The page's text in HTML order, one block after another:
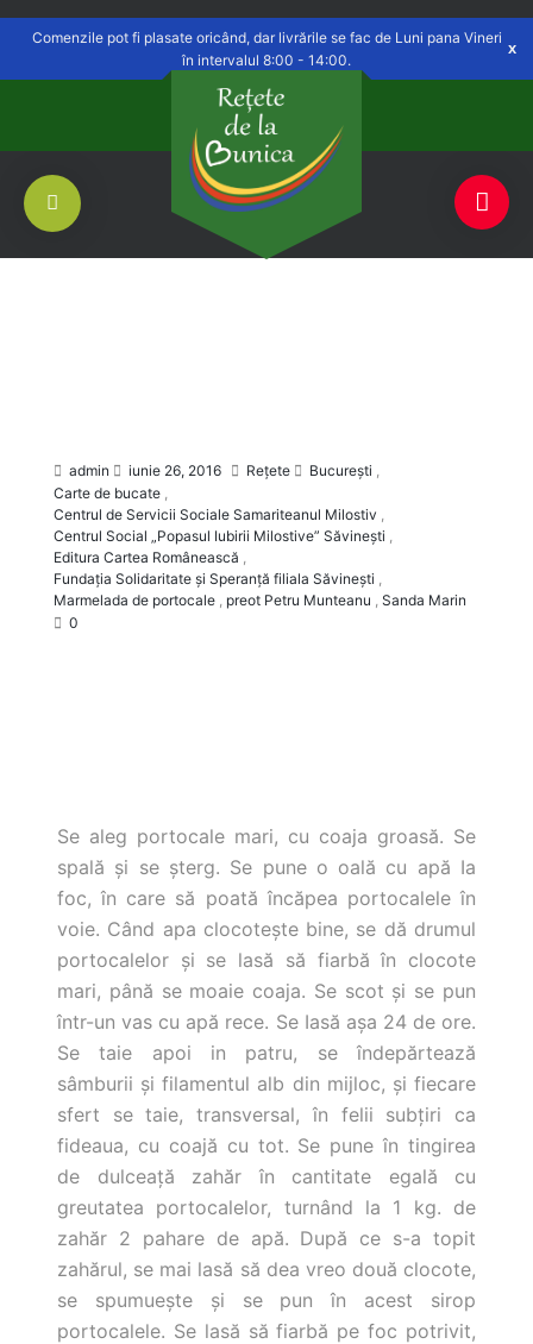
Delivery toSăvinești, NT Switch Open
Comenzile pot fi plasate oricând, dar livrările se fac de Luni pana Vineri
în intervalul 8:00 - 14:00.
admin iunie 26, 2016 Rețete Bucureşti ,
Carte de bucate ,
Centrul de Servicii Sociale Samariteanul Milostiv ,
Centrul Social „Popasul Iubirii Milostive” Săvineşti ,
Editura Cartea Românească ,
Fundaţia Solidaritate şi Speranţă filiala Săvineşti ,
Marmelada de portocale , preot Petru Munteanu , Sanda Marin
0
Se aleg portocale mari, cu coaja groasă. Se
spală şi se şterg. Se pune o oală cu apă Ia
foc, în care să poată încăpea portocalele în
voie. Când apa clocoteşte bine, se dă drumul
portocalelor şi se lasă să fiarbă în clocote
mari, până se moaie coaja. Se scot şi se pun
într-un vas cu apă rece. Se Iasă aşa 24 de ore.
Se taie apoi in patru, se îndepărtează
sâmburii şi filamentul alb din mijloc, şi fiecare
sfert se taie, transversal, în felii subţiri ca
fideaua, cu coajă cu tot. Se pune în tingirea
de dulceaţă zahăr în cantitate egală cu
greutatea portocalelor, turnând la 1 kg. de
zahăr 2 pahare de apă. După ce s-a topit
zahărul, se mai lasă să dea vreo două clocote,
se spumueşte şi se pun în acest sirop
portocalele. Se lasă să fiarbă pe foc potrivit,